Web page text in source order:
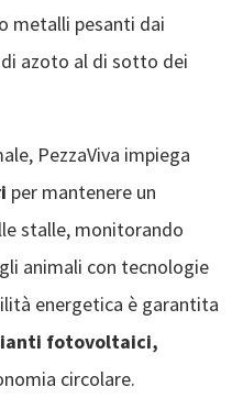
metalli pesanti dai
azoto al di sotto dei
PezzaViva impiega
per mantenere un
stalle, monitorando
animali con tecnologie
energetica è garantita
fotovoltaici,
circolare.